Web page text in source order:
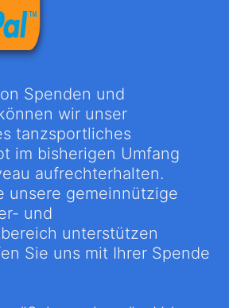
Spenden und
wir unser
tanzsportliches
im bisherigen Umfang
aufrechterhalten.
unsere gemeinnützige
und
unterstützen
Sie uns mit Ihrer Spende